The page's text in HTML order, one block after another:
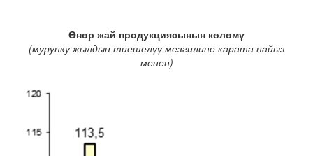
Өнөр жай продукциясынын көлөмү
(мурунку жылдын тиешелүү мезгилине карата пайыз
менен)